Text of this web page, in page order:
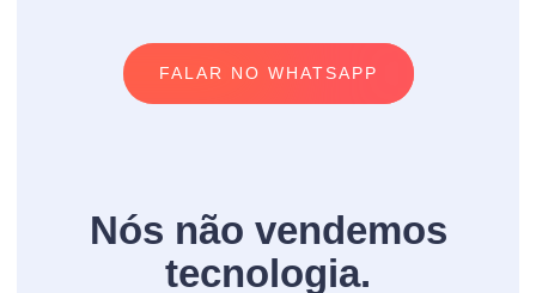
FALAR NO WHATSAPP
Nós não vendemos
tecnologia.